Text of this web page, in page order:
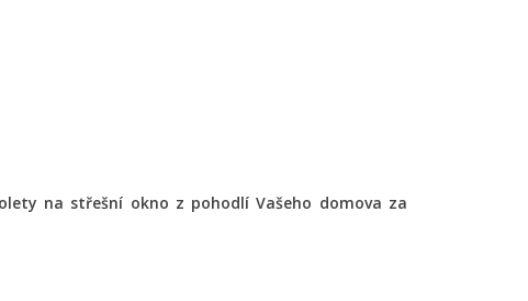
na střešní okno z pohodlí Vašeho domova za